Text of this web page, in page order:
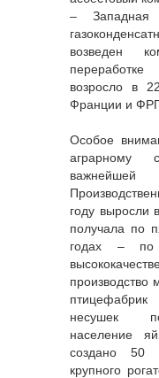
– Западная
возведен
возросло в
Франции и ФРГ
Особое
аграрному
году выросли
получала по
годах – по
производство
несушек
население
создано 50
крупного